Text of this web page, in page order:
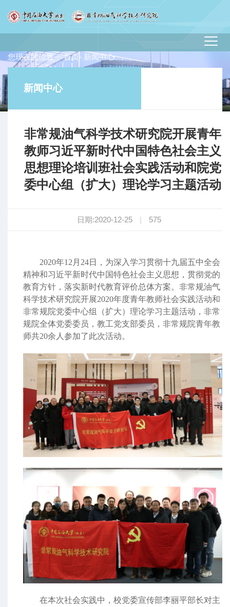
您现在的位置：首页- 新闻中心
新闻中心
非常规油气科学技术研究院开展青年
教师习近平新时代中国特色社会主义
思想理论培训班社会实践活动和院党
委中心组（扩大）理论学习主题活动
日期:2020-12-25 | 575
2020年12 月 24日，为深入学习贯彻十九届五中全会
精神和习近平新时代中国特色社会主义思想，贯彻党的
教育方针，落实新时代教育评价总体方案。非常规油气
科学技术研究院开展2020年度青年教师社会实践活动和
非常规院党委中心组（扩大）理论学习主题活动，非常
规院全体党委委员，教工党支部委员，非常规院青年教
师共20余人参加了此次活动。
在本次社会实践中，校党委宣传部李丽平部长对主